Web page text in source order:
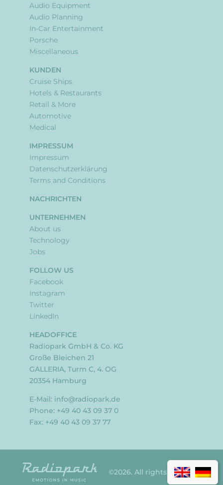
Audio Equipment
Audio Planning
In-Car Entertainment
Porsche
Miscellaneous
KUNDEN
Cruise Ships
Hotels & Restaurants
Retail & More
Automotive
Medical
IMPRESSUM
Impressum
Datenschutzerklärung
Terms and Conditions
NACHRICHTEN
UNTERNEHMEN
About us
Technology
Jobs
FOLLOW US
Facebook
Instagram
Twitter
LinkedIn
HEADOFFICE
Radiopark GmbH & Co. KG
Große Bleichen 21
GALLERIA, Turm C, 4. OG
20354 Hamburg
E-Mail: info@radiopark.de
Phone: +49 40 43 09 37 0
Fax: +49 40 43 09 37 77
©2026. All rights reserved